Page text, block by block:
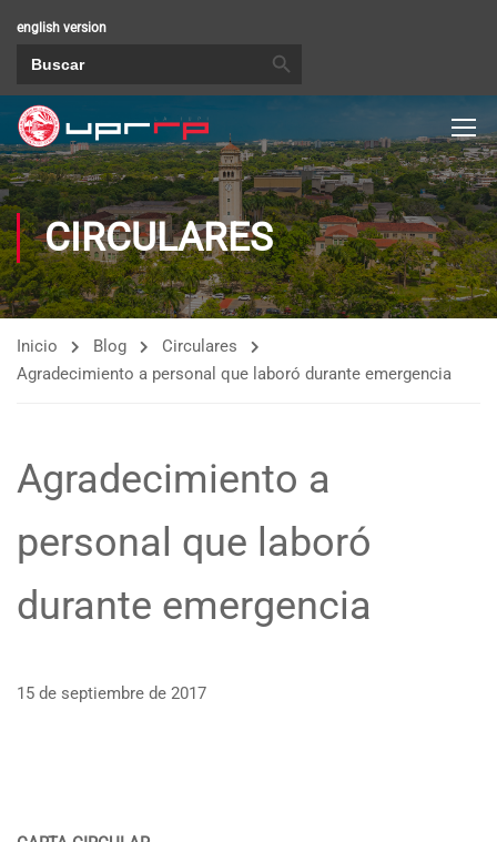
english version
CIRCULARES
Inicio Blog
Circulares
Agradecimiento a personal que laboró durante emergencia
Agradecimiento a
personal que laboró
durante emergencia
15 de septiembre de 2017